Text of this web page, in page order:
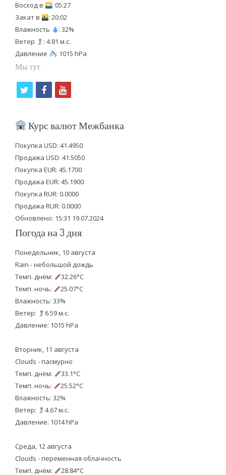
Восход в
: 05:27
Закат в
: 20:02
Влажность
: 32%
Ветер
: 4.81 м.с.
Давление
: 1015 hPa
Мы тут
i
t
e
r
f
c
b
o
o
k
y
u
u
b
e
Курс валют Межбанка
Покупка USD: 41.4950
Продажа USD: 41.5050
Покупка EUR: 45.1700
Продажа EUR: 45.1900
Покупка RUR: 0.0000
Продажа RUR: 0.0000
Обновлено: 15:31 19.07.2024
Погода на 3 дня
Понедельник, 10 августа
Rain - небольшой дождь
Темп. днём:
32.26°C
Темп. ночь:
25.07°C
Влажность: 33%
Ветер:
6.59 м.с.
Давление: 1015 hPa
Вторник, 11 августа
Clouds - пасмурно
Темп. днём:
33.1°C
Темп. ночь:
25.52°C
Влажность: 32%
Ветер:
4.67 м.с.
Давление: 1014 hPa
Среда, 12 августа
Clouds - переменная облачность
Темп. днём:
28.84°C